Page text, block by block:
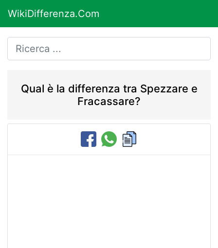
WikiDifferenza.Com
Qual è la differenza tra Spezzare e
Fracassare?